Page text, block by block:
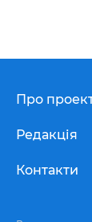
Про
Редакція
Контакти